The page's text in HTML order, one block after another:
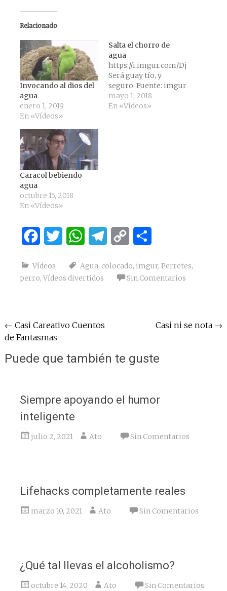
Relacionado
Invocando al dios del
agua
enero 1, 2019
En «Vídeos»
Salta el chorro de
agua
https://i.imgur.com/
Será guay tío, y
seguro. Fuente: imgur
mayo 1, 2018
En «Vídeos»
Caracol bebiendo
agua
octubre 15, 2018
En «Vídeos»
FacebookTwitter WhatsAppTelegram
Copy
Vídeos Agua, colocado, imgur, Perretes,
perro, Vídeos divertidos Sin Comentarios
Navegación
de
entradas
← Casi Careativo Cuentos
de Fantasmas
Casi ni se nota →
Puede que también te guste
Siempre apoyando el humor
inteligente
julio 2, 2021 Ato Sin Comentarios
Lifehacks completamente reales
marzo 10, 2021 Ato Sin Comentarios
¿Qué tal llevas el alcoholismo?
octubre 14, 2020 Ato Sin Comentarios